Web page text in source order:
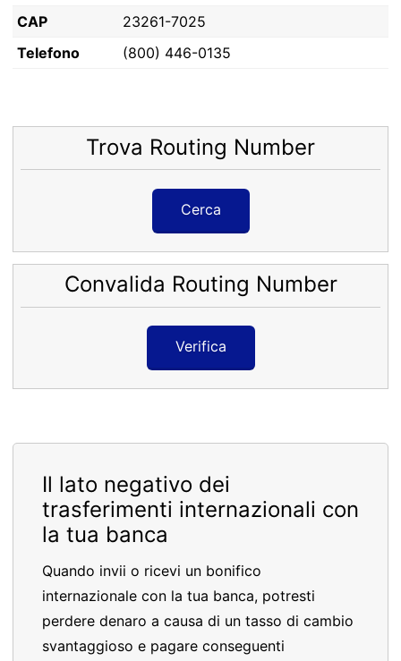
CAP
23261-7025
Telefono
(800) 446-0135
Trova Routing Number
Cerca
Convalida Routing Number
Verifica
Il lato negativo dei
trasferimenti internazionali con
la tua banca
Quando invii o ricevi un bonifico
internazionale con la tua banca, potresti
perdere denaro a causa di un tasso di cambio
svantaggioso e pagare conseguenti